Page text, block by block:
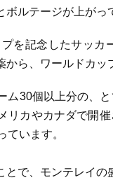
ルテージが上がっ
を記念したサッカ
ら、ワールドカッ
ム30個以上分の、
リカやカナダで開
ています。
で、モンテレイの